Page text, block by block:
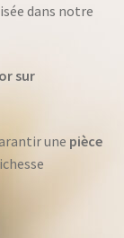
dans notre
sur
une pièce